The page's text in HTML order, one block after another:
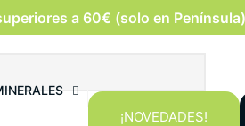
a 60€ (solo en Península)
¡NOVEDADES!